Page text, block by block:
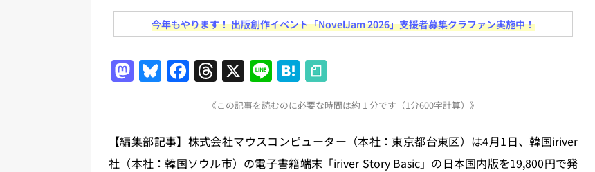
日刊出版ニュースまとめ 2026.07.31
日刊出版ニュースまとめ
[ 2026年7月30日 ] ChatGPTが文体模写を拒否するようになど 日刊出版ニュースまとめ 2026.07.30
とめ 2026.07.29
日刊出版ニュースまとめ
[ 2026年8月6日 ] ラップも読書など 日刊出版ニュースまとめ 2026.08.06
日刊出版ニュースまとめ
今年もやります！ 出版創作イベント「NovelJam 2026」支援者募集クラファン実施中！
M
o
d
Bl
s
k
F
e
b
T
re
a
d
X Li
n
e
H
at
e
n
a
《この記事を読むのに必要な時間は約 1 分です（1分600字計算）》
【編集部記事】株式会社マウスコンピューター（本社：東京都台東区）は4月1日、韓国iriver
社（本社：韓国ソウル市）の電子書籍端末「iriver Story Basic」の日本国内版を19,800円で発